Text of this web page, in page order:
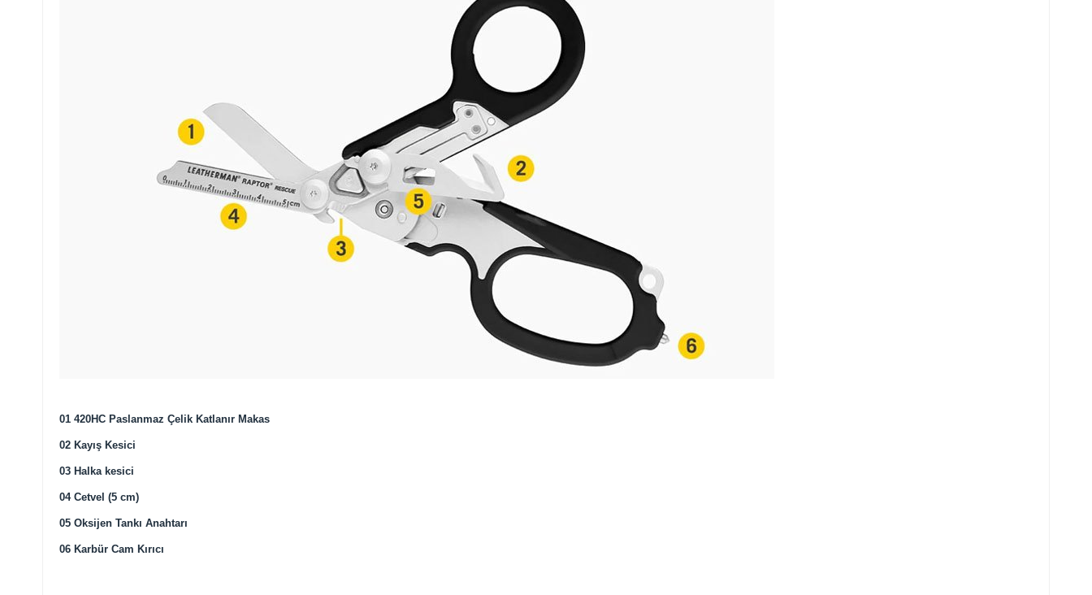
01 420HC Paslanmaz Çelik Katlanır Makas
02 Kayış Kesici
03 Halka kesici
04 Cetvel (5 cm)
05 Oksijen Tankı Anahtarı
06 Karbür Cam Kırıcı